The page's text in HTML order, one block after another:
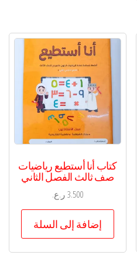
كتاب أنا أستطيع رياضيات
صف ثالث الفصل الثاني
3.500ر.ع.
إضافة إلى السلة